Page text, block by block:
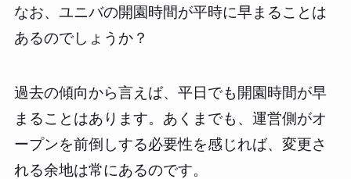
なお、ユニバの開園時間が平時に早まることは
あるのでしょうか？
過去の傾向から言えば、平日でも開園時間が早
まることはあります。あくまでも、運営側がオ
ープンを前倒しする必要性を感じれば、変更さ
れる余地は常にあるのです。